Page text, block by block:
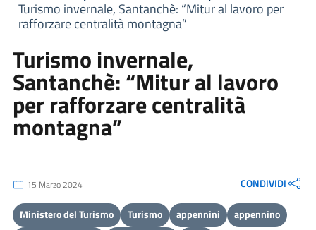
Turismo invernale, Santanchè: “Mitur al lavoro per
rafforzare centralità montagna”
Turismo invernale,
Santanchè: “Mitur al lavoro
per rafforzare centralità
montagna”
15 Marzo 2024 CONDIVIDI
Ministero del Turismo Turismo appennini
appennino